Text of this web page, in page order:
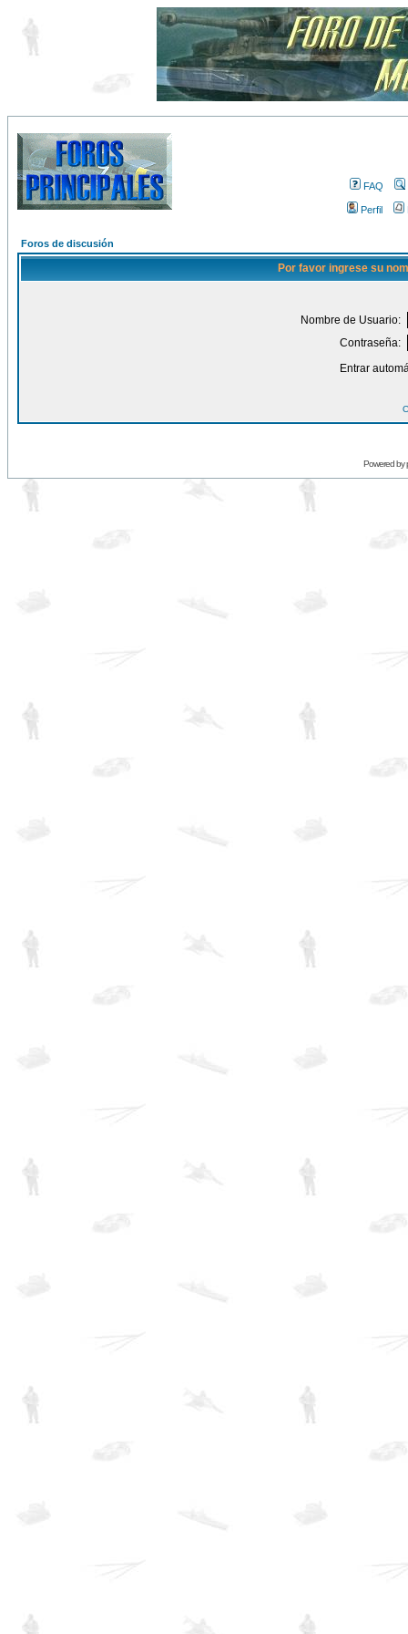
FAQ
Perfil
Foros de discusión
Por favor ingrese su
Nombre de Usuario:
Contraseña:
Entrar
Powered by